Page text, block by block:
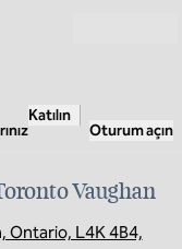
Katılın
Oturum açın
Vaughan
Ontario, L4K 4B4,